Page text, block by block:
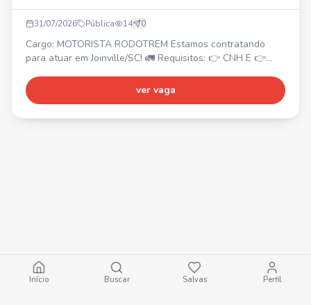
31/07/2026 Pública 14 0
Cargo: MOTORISTA RODOTREM Estamos contratando
para atuar em Joinville/SC! 🚛 Requisitos: 👉 CNH E 👉
parte do nosso time! 💛🖤ver vaga
Início Buscar Salvas Perfil